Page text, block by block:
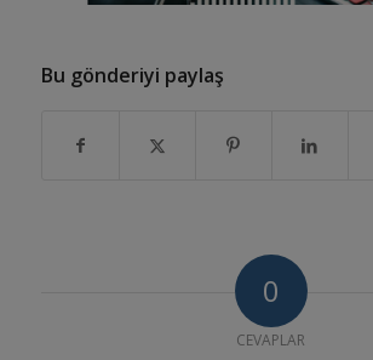
Bu gönderiyi paylaş
0
CEVAPLAR